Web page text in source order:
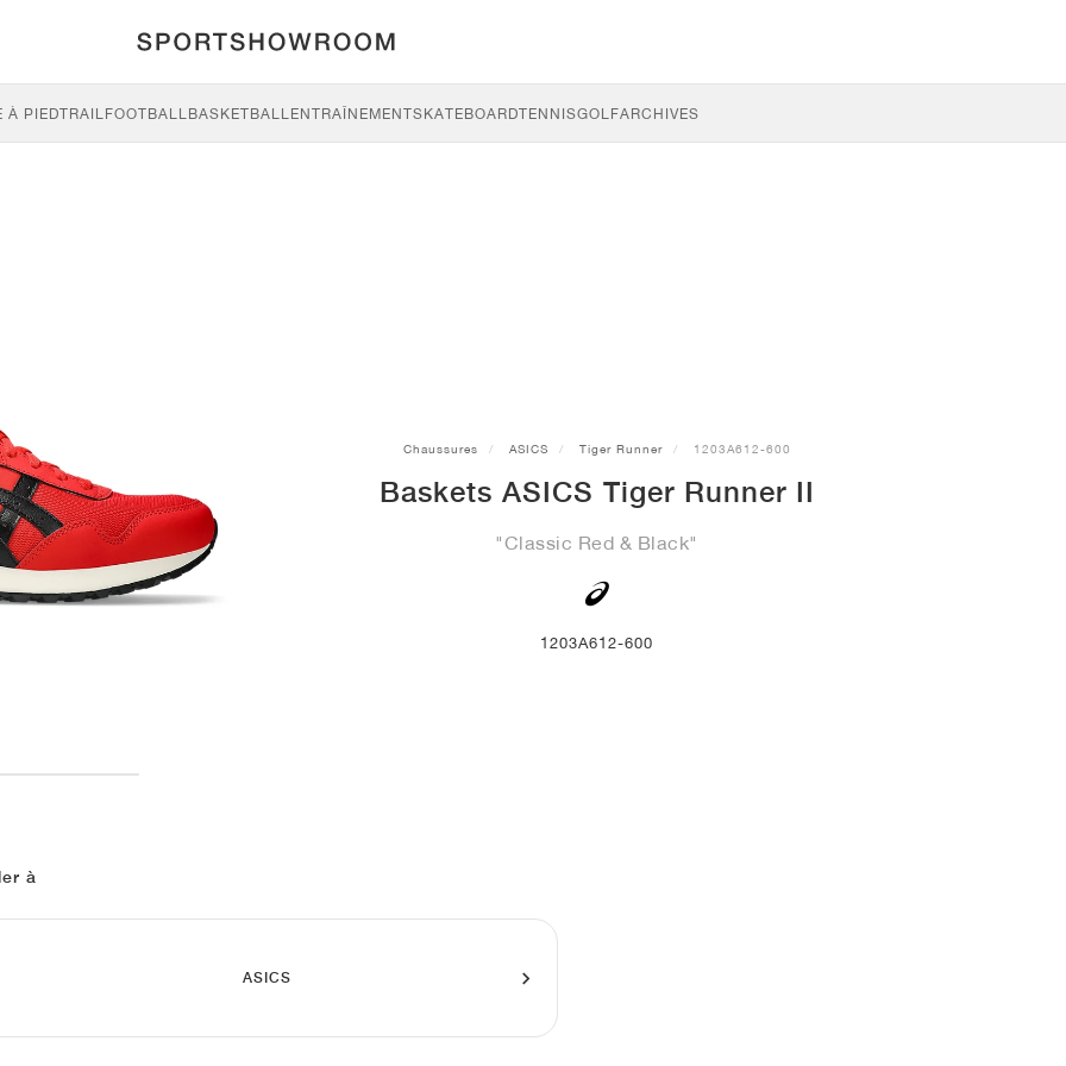
À PIEDTRAILFOOTBALLBASKETBALLENTRAÎNEMENTSKATEBOARDTENNISGOLFARCHIVES
Chaussures ASICS Tiger Runner 1203A612-600
Baskets ASICS Tiger Runner II
"Classic Red & Black"
1203A612-600
à
ASICS